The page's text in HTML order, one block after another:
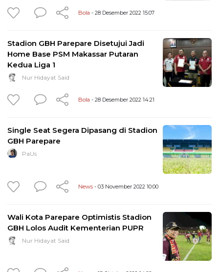
Bola - 28 Desember 2022 15:07
Stadion GBH Parepare Disetujui Jadi
Home Base PSM Makassar Putaran
Kedua Liga 1
Nur Hidayat Said
Bola - 28 Desember 2022 14:21
Single Seat Segera Dipasang di Stadion
GBH Parepare
PaUs
News - 03 November 2022 10:00
Wali Kota Parepare Optimistis Stadion
GBH Lolos Audit Kementerian PUPR
Nur Hidayat Said